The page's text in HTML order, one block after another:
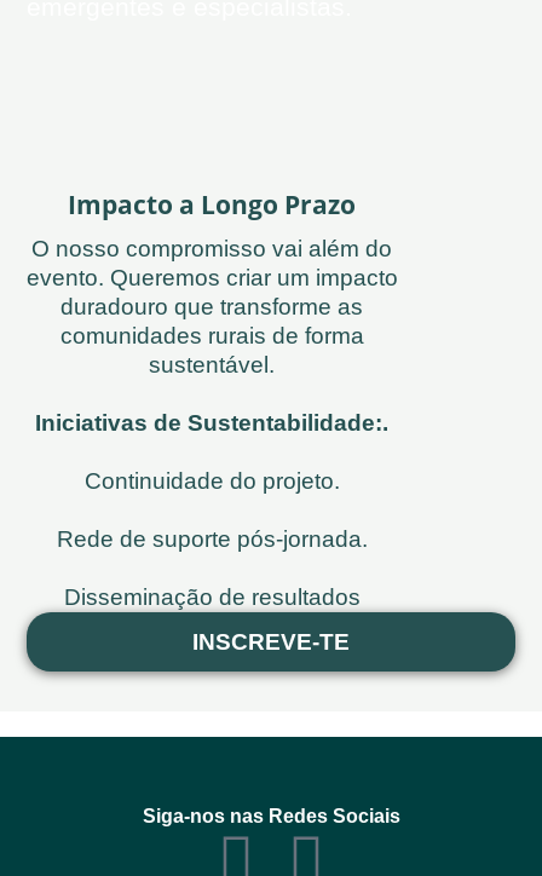
Impacto a Longo Prazo
O nosso compromisso vai além do
evento. Queremos criar um impacto
duradouro que transforme as
comunidades rurais de forma
sustentável.
Iniciativas de Sustentabilidade:.
Continuidade do projeto.
Rede de suporte pós-jornada.
Disseminação de resultados
INSCREVE-TE
Siga-nos nas Redes Sociais
F I